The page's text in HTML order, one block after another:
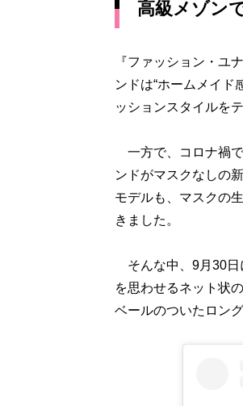
高級メゾン
『ファッション・
ンドは“ホームメイド
ッションスタイルを
一方で、コロナ禍
ンドがマスクなしの
モデルも、マスクの
きました。
そんな中、9月30日
を思わせるネット状
ベールのついたロン